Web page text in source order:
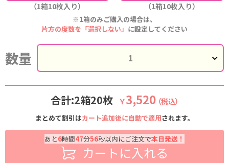
（1箱10枚入り） （1箱10枚入り）
※1箱のみご購入の場合は、
片方の度数を「選択しない」 に設定してください
数量
合計:2箱20枚 ￥3,520 （税込）
まとめて割引はカート追加後に自動で適用されます。
あと6時間47分55秒以内にご注文で本日発送！
カートに入れる